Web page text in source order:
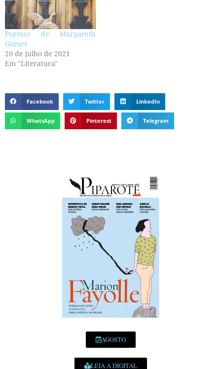
Poemas de Margareth
Gomes
20 de julho de 2021
Em "Literatura"
Facebook Twitter LinkedIn
WhatsApp Pinterest Telegram
AGOSTO
LEIA A DIGITAL